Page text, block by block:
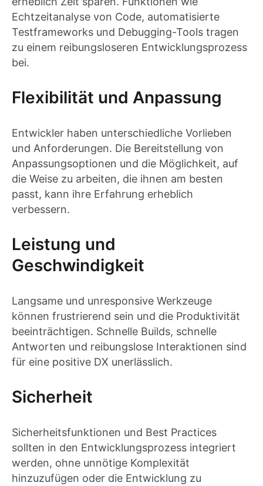
Echtzeitanalyse von Code, automatisierte
Testframeworks und Debugging-Tools tragen
zu einem reibungsloseren Entwicklungsprozess
bei.
Flexibilität und Anpassung
Entwickler haben unterschiedliche Vorlieben
und Anforderungen. Die Bereitstellung von
Anpassungsoptionen und die Möglichkeit, auf
die Weise zu arbeiten, die ihnen am besten
passt, kann ihre Erfahrung erheblich
verbessern.
Leistung und
Geschwindigkeit
Langsame und unresponsive Werkzeuge
können frustrierend sein und die Produktivität
beeinträchtigen. Schnelle Builds, schnelle
Antworten und reibungslose Interaktionen sind
für eine positive DX unerlässlich.
Sicherheit
Sicherheitsfunktionen und Best Practices
sollten in den Entwicklungsprozess integriert
werden, ohne unnötige Komplexität
hinzuzufügen oder die Entwicklung zu